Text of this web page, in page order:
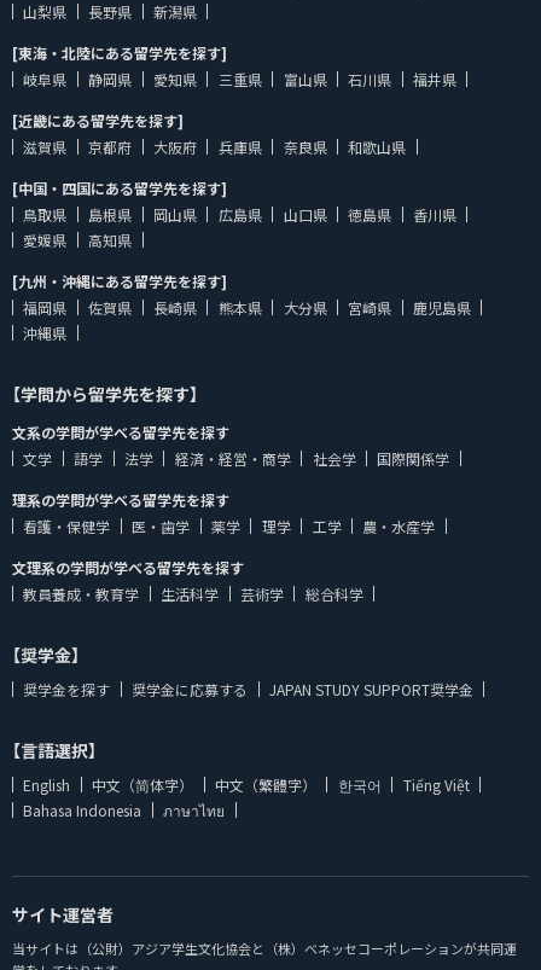
山梨県
長野県
新潟県
[東海・北陸にある留学先を探す]
岐阜県
静岡県 愛知県 三重県 富山県 石川県
福井県
[近畿にある留学先を探す]
滋賀県
京都府 大阪府 兵庫県 奈良県
和歌山県
[中国・四国にある留学先を探す]
鳥取県
島根県 岡山県 広島県 山口県 徳島県
香川県
愛媛県
高知県
[九州・沖縄にある留学先を探す]
福岡県
佐賀県 長崎県 熊本県 大分県 宮崎県
鹿児島県
沖縄県
【学問から留学先を探す】
文系の学問が学べる留学先を探す
文学
語学 法学 経済・経営・商学 社会学
国際関係学
理系の学問が学べる留学先を探す
看護・保健学
医・歯学 薬学 理学 工学
農・水産学
文理系の学問が学べる留学先を探す
教員養成・教育学
生活科学 芸術学 総合科学
【奨学金】
奨学金を探す 奨学金に応募する JAPAN STUDY SUPPORT奨学金
【言語選択】
English 中文（简体字） 中文（繁體字） 한국어
Tiếng Việt
Bahasa Indonesia
ภาษาไทย
サイト運営者
当サイトは（公財）アジア学生文化協会と（株）ベネッセコーポレーションが共同運